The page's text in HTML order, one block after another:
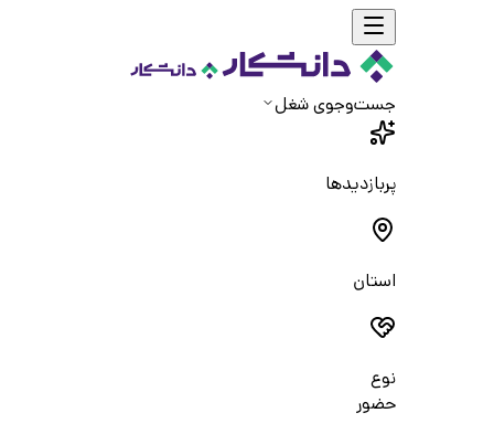
جست‌و‌جوی شغل
پربازدیدها
استان
نوع
حضور